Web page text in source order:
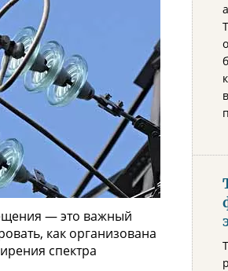
— это важный
как организована
спектра